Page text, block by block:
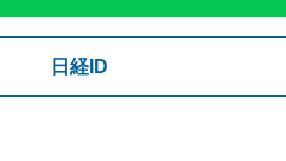
日経ID